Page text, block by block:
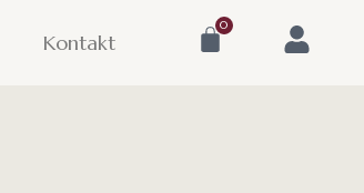
Kontakt
0